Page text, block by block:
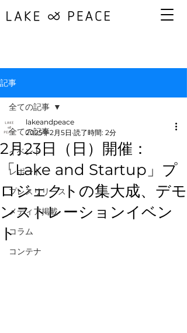
記事
全ての記事
イベント
レポート
プレスリリース
メディア掲載
コラム
コンテナ
全ての記事
2月23日（日）開催：
「Lake and Startup」プ
ロジェクトの集大成、デモ
ンストレーションイベン
ト
lakeandpeace
2025年2月5日 読了時間: 2分